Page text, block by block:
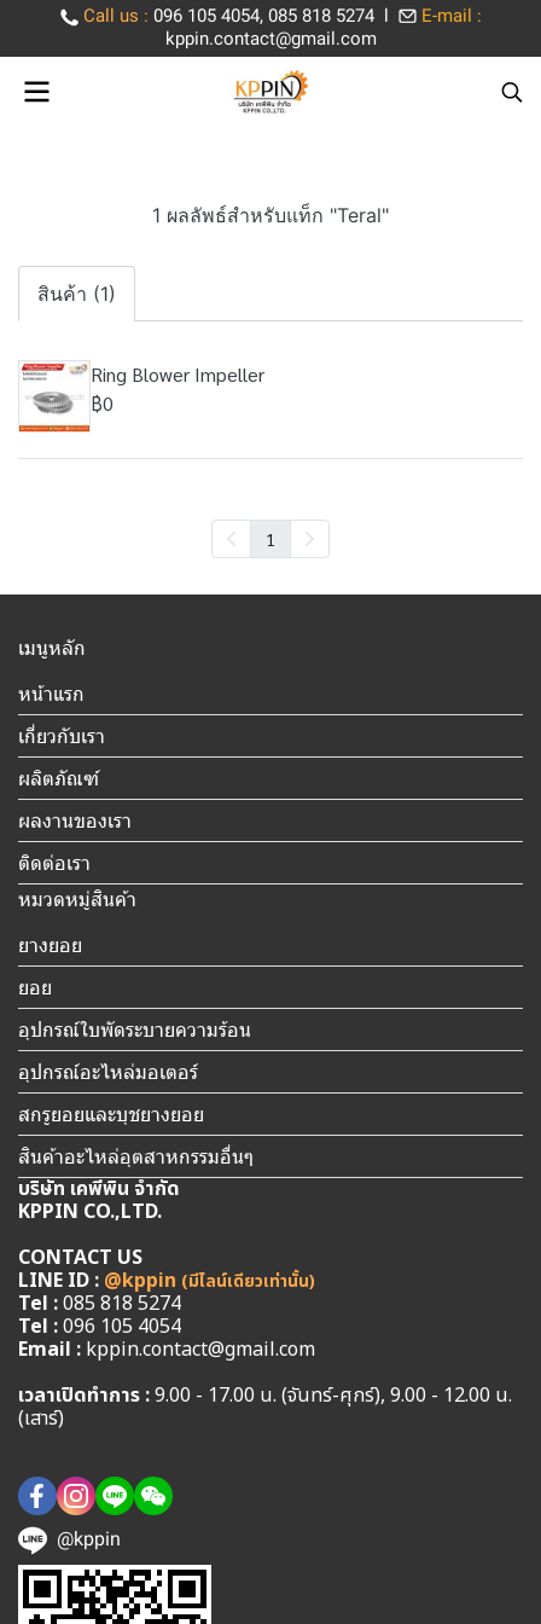
Call us : 096 105 4054, 085 818 5274 l
E-mail :
kppin.contact@gmail.com
1 ผลลัพธ์สำหรับแท็ก "Teral"
สินค้า (1)
Ring Blower Impeller
฿0
1
เมนูหลัก
หน้าแรก
เกี่ยวกับเรา
ผลิตภัณฑ์
ผลงานของเรา
ติดต่อเรา
หมวดหมู่สินค้า
ยางยอย
ยอย
อุปกรณ์ใบพัดระบายความร้อน
อุปกรณ์อะไหล่มอเตอร์
สกรูยอยและบุชยางยอย
สินค้าอะไหล่อุตสาหกรรมอื่นๆ
บริษัท เคพีพิน จำกัด
KPPIN CO.,LTD.
CONTACT US
LINE ID : @kppin (มีไลน์เดียวเท่านั้น)
Tel :085 818 5274
Tel :096 105 4054
Email : kppin.contact@gmail.com
เวลาเปิดทำการ :9.00 - 17.00 น. (จันทร์-ศุกร์), 9.00 - 12.00 น.
(เสาร์)
@kppin